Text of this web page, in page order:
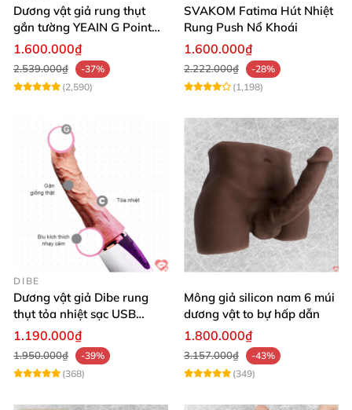
Dương vật giả rung thụt
gắn tường YEAIN G Point
tỏa nhiệt điều khiển từ xa
1.600.000₫
2.539.000₫
-37%
(2,590)
SVAKOM Fatima Hút Nhiệt
Rung Push Nổ Khoái
1.600.000₫
2.222.000₫
-28%
(1,198)
DIBE
Dương vật giả Dibe rung
thụt tỏa nhiệt sạc USB
silicon mềm mại
1.190.000₫
1.950.000₫
-39%
(368)
Mông giả silicon nam 6 múi
dương vật to bự hấp dẫn
1.800.000₫
3.157.000₫
-43%
(349)